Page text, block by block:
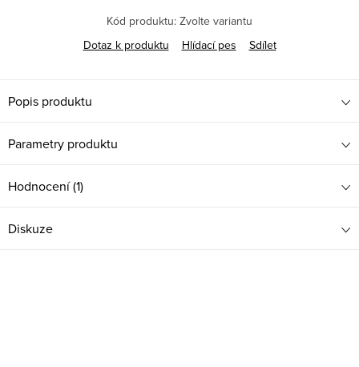
Kód produktu: Zvolte variantu
Dotaz k produktu
Hlídací pes Sdílet
Popis produktu
Parametry produktu
Hodnocení (1)
Diskuze